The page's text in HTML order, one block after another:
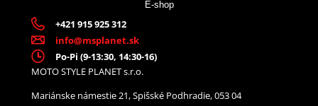
E-shop
+421 915 925 312
info@msplanet.sk
Po-Pi (9-13:30, 14:30-16)
MOTO STYLE PLANET s.r.o.
Mariánske námestie 21, Spišské Podhradie, 053 04